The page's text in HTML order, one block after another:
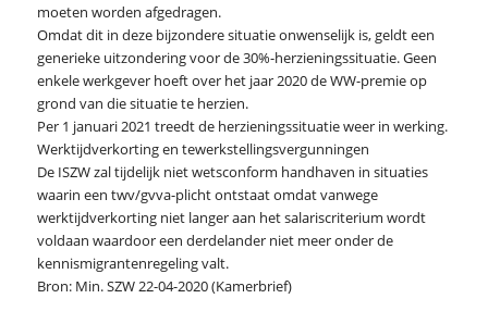
moeten worden afgedragen.
Omdat dit in deze bijzondere situatie onwenselijk is, geldt een
generieke uitzondering voor de 30%-herzieningssituatie. Geen
enkele werkgever hoeft over het jaar 2020 de WW-premie op
grond van die situatie te herzien.
Per 1 januari 2021 treedt de herzieningssituatie weer in werking.
Werktijdverkorting en tewerkstellingsvergunningen
De ISZW zal tijdelijk niet wetsconform handhaven in situaties
waarin een twv/gvva-plicht ontstaat omdat vanwege
werktijdverkorting niet langer aan het salariscriterium wordt
voldaan waardoor een derdelander niet meer onder de
kennismigrantenregeling valt.
Bron: Min. SZW 22-04-2020 (Kamerbrief)